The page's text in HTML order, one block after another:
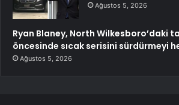
Ağustos 5, 2026
Ryan Blaney, North Wilkesboro’daki
öncesinde sıcak serisini sürdürmeyi
Ağustos 5, 2026